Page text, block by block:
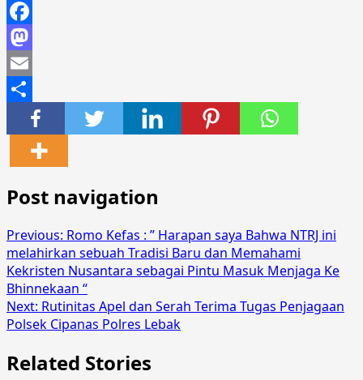
Facebook
Mastodon
Email
Share
Post navigation
Previous: Romo Kefas : ” Harapan saya Bahwa NTRJ ini
melahirkan sebuah Tradisi Baru dan Memahami
Kekristen Nusantara sebagai Pintu Masuk Menjaga Ke
Bhinnekaan “
Next: Rutinitas Apel dan Serah Terima Tugas Penjagaan
Polsek Cipanas Polres Lebak
Related Stories